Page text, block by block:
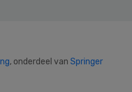
, onderdeel van Springer